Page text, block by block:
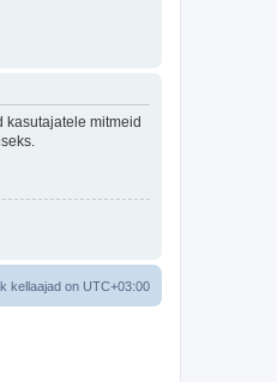
kasutajatele mitmeid
kellaajad on UTC+03:00